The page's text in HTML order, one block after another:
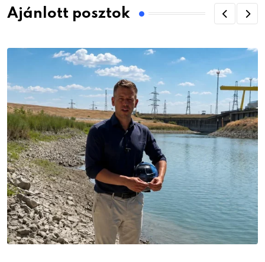
Ajánlott posztok